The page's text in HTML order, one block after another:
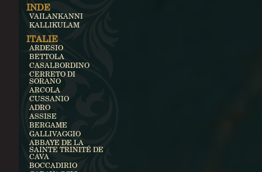
INDE
VAILANKANNI
KALLIKULAM
ITALIE
ARDESIO
BETTOLA
CASALBORDINO
CERRETO DI
SORANO
ARCOLA
CUSSANIO
ADRO
ASSISE
BERGAME
GALLIVAGGIO
ABBAYE DE LA
SAINTE TRINITÉ DE
CAVA
BOCCADIRIO